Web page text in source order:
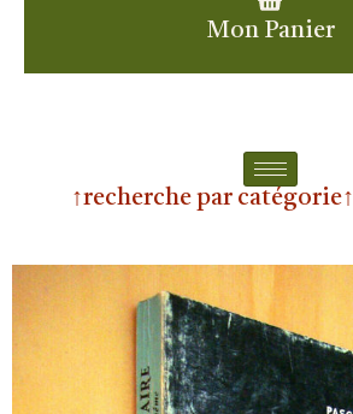
Mon Panier
↑recherche par catégorie↑